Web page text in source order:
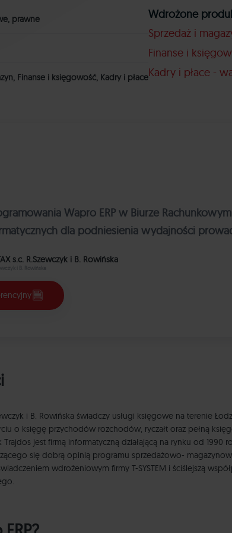
prawne
Finanse i księgowość, Kadry i płace
Wdrożone
Sprzedaż i
Finanse i
Kadry i płace -
Wapro ERP w Biurze
dla podniesienia wydajności
s.c. R.Szewczyk i B. Rowińska
i B. Rowińska świadczy usługi księgowe na terenie
o księgę przychodów rozchodów, ryczałt oraz pełną
Trajdos jest firmą informatyczną działającą na rynku od
się dobrą opinią programu sprzedażowo-
wdrożeniowym firmy T-SYSTEM i ściślejszą